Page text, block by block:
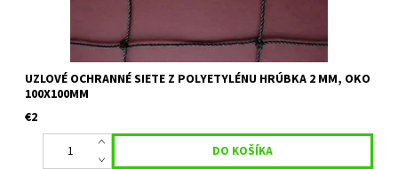
UZLOVÉ OCHRANNÉ SIETE Z POLYETYLÉNU HRÚBKA 2 MM, OKO
100X100MM
€2